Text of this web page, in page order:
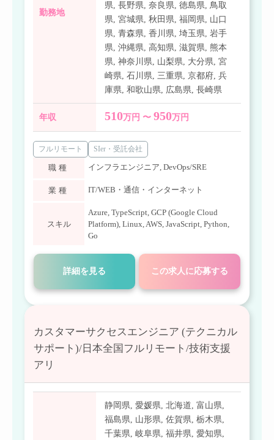
勤務地
県,長野県,奈良県,徳島県,鳥取
県,宮城県,秋田県,福岡県, 山口
県,青森県,香川県,埼玉県,岩手
県,沖縄県, 高知県,滋賀県,熊本
県,神奈川県, 山梨県, 大分県,宮
崎県,石川県,三重県,京都府,兵
庫県,和歌山県, 広島県,長崎県
年収 510万円 〜950万円
フルリモート SIer・受託会社
職種 インフラエンジニア, DevOps/SRE
業種 IT/WEB・通信・インターネット
スキル
Azure, TypeScript, GCP (Google Cloud
Platform), Linux,AWS, JavaScript, Python,
Go
詳細を見る この求人に応募する
カスタマーサクセスエンジニア (テクニカル
サポート)/日本全国フルリモート/技術支援
アリ
静岡県,愛媛県,北海道,富山県,
福島県, 山形県,佐賀県,栃木県,
千葉県,岐阜県,福井県,愛知県,